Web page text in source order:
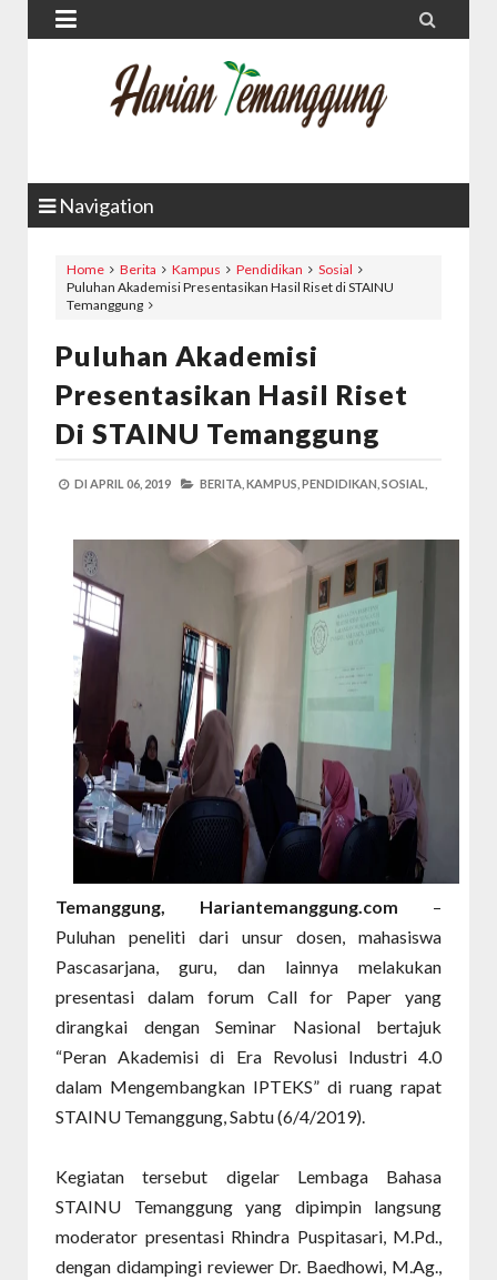
 
Navigation
Home Berita Kampus Pendidikan
Sosial
Puluhan Akademisi Presentasikan Hasil Riset di STAINU
Temanggung
Puluhan Akademisi
Presentasikan Hasil Riset
Di STAINU Temanggung
DI APRIL 06, 2019 BERITA, KAMPUS, PENDIDIKAN, SOSIAL,
Temanggung, Hariantemanggung.com –
Puluhan peneliti dari unsur dosen, mahasiswa
Pascasarjana, guru, dan lainnya melakukan
presentasi dalam forum Call for Paper yang
dirangkai dengan Seminar Nasional bertajuk
“Peran Akademisi di Era Revolusi Industri 4.0
dalam Mengembangkan IPTEKS” di ruang rapat
STAINU Temanggung, Sabtu (6/4/2019).
Kegiatan tersebut digelar Lembaga Bahasa
STAINU Temanggung yang dipimpin langsung
moderator presentasi Rhindra Puspitasari, M.Pd.,
dengan didampingi reviewer Dr. Baedhowi, M.Ag.,